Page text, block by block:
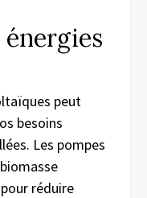
peut
besoins
Les pompes
réduire